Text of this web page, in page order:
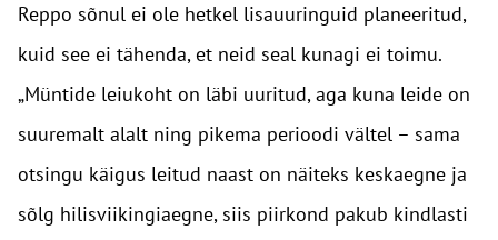
Reppo sõnul ei ole hetkel lisauuringuid planeeritud,
kuid see ei tähenda, et neid seal kunagi ei toimu.
„Müntide leiukoht on läbi uuritud, aga kuna leide on
suuremalt alalt ning pikema perioodi vältel – sama
otsingu käigus leitud naast on näiteks keskaegne ja
sõlg hilisviikingiaegne, siis piirkond pakub kindlasti